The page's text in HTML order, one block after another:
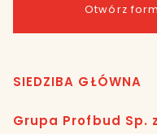
Otwórz
SIEDZIBA GŁÓWNA
Grupa Profbud Sp.